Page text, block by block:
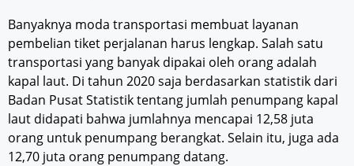
Banyaknya moda transportasi membuat layanan
pembelian tiket perjalanan harus lengkap. Salah satu
transportasi yang banyak dipakai oleh orang adalah
kapal laut. Di tahun 2020 saja berdasarkan statistik dari
Badan Pusat Statistik tentang jumlah penumpang kapal
laut didapati bahwa jumlahnya mencapai 12,58 juta
orang untuk penumpang berangkat. Selain itu, juga ada
12,70 juta orang penumpang datang.